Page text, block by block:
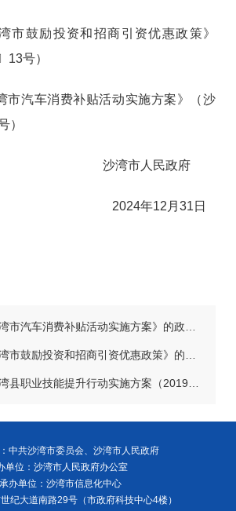
市鼓励投资和招商引资优惠政策》
13号）
市汽车消费补贴活动实施方案》（沙
）
沙湾市人民政府
2024年12月31日
汽车消费补贴活动实施方案》的政策解读
鼓励投资和招商引资优惠政策》的政策解读
技能提升行动实施方案（2019-2021）》的政策解读
中共沙湾市委员会、沙湾市人民政府
单位：沙湾市人民政府办公室
承办单位：沙湾市信息化中心
纪大道南路29号（市政府科技中心4楼）